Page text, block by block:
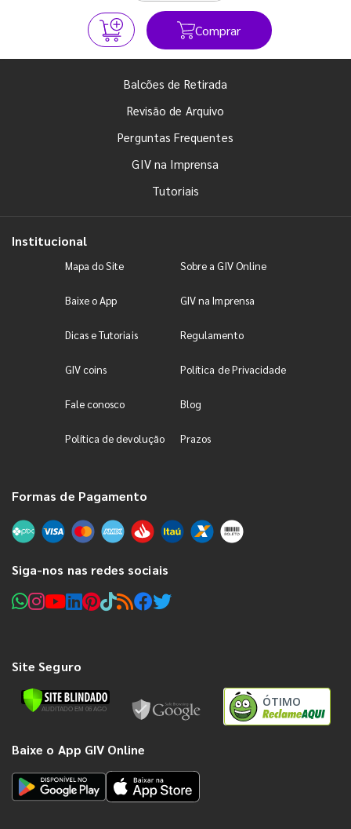
Comprar
Balcões de Retirada
Revisão de Arquivo
Perguntas Frequentes
GIV na Imprensa
Tutoriais
Institucional
Mapa do Site Sobre a GIV Online
Baixe o App GIV na Imprensa
Dicas e Tutoriais Regulamento
GIV coins Política de Privacidade
Fale conosco Blog
Política de devolução Prazos
Formas de Pagamento
Siga-nos nas redes sociais
Site Seguro
ÓTIMO
Baixe o App GIV Online